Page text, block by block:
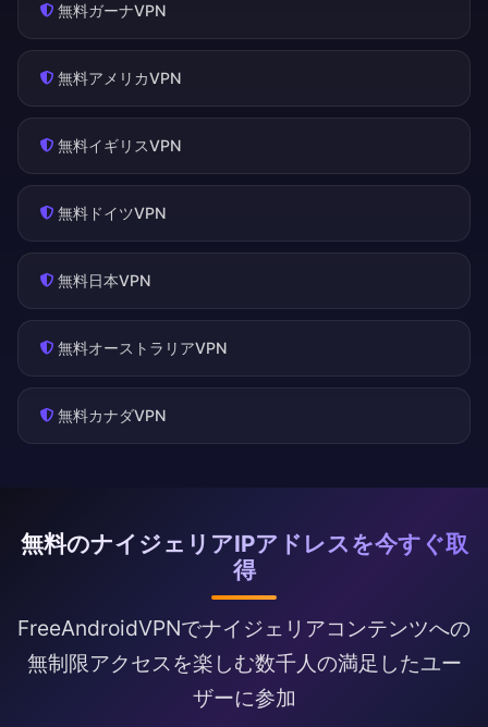
無料ガーナVPN
無料アメリカVPN
無料イギリスVPN
無料ドイツVPN
無料日本VPN
無料オーストラリアVPN
無料カナダVPN
無料のナイジェリアIPアドレスを今すぐ取
得
FreeAndroidVPNでナイジェリアコンテンツへの
無制限アクセスを楽しむ数千人の満足したユー
ザーに参加